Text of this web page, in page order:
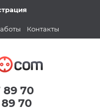
Контакты
89 70
89 70